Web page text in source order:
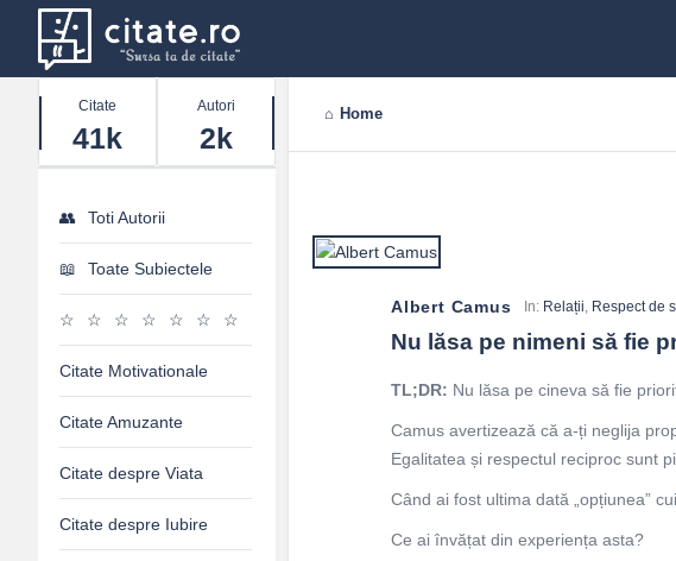
Home
Albert Camus In: Relații, Respect de
Nu lăsa pe nimeni să fie
TL;DR: Nu lăsa pe cineva să fie
Camus avertizează că a-ți neglija
Egalitatea și respectul reciproc sunt
Când ai fost ultima dată „opțiunea”
Ce ai învățat din experiența asta?
Stats
Citate
41k
Autori
2k
Toti Autorii
Toate Subiectele
Citate Motivationale
Citate Amuzante
Citate despre Viata
Citate despre Iubire